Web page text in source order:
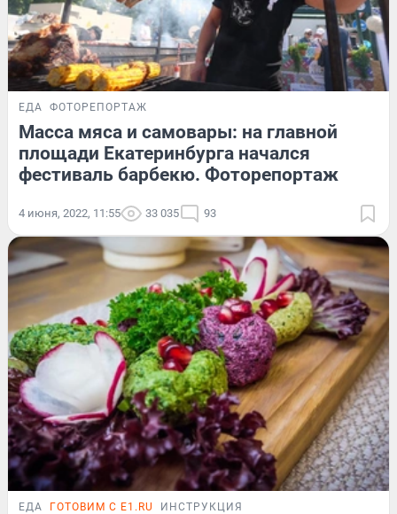
ЕДА ФОТОРЕПОРТАЖ
Масса мяса и самовары: на главной
площади Екатеринбурга начался
фестиваль барбекю. Фоторепортаж
4 июня, 2022, 11:55 33 035 93
ЕДА ГОТОВИМ С E1.RU ИНСТРУКЦИЯ